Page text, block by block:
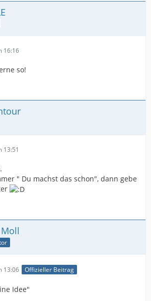
16:16
so!
13:51
" Du machst das schon", dann gebe
13:06 Offizieller Beitrag
Idee"